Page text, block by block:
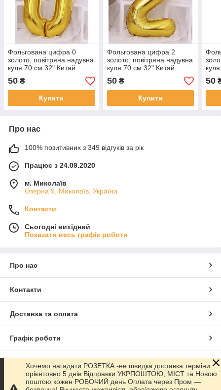
Фольгована цифра 0
золото, повітряна надувна
куля 70 см 32" Китай
50 ₴
Купити
Фольгована цифра 2
золото, повітряна надувна
куля 70 см 32" Китай
50₴
Купити
50
Про нас
100% позитивних з 349 відгуків за рік
Працює з 24.09.2020
м. Миколаїв
Озерна 9, Миколаїв, Україна
Контакти
Сьогодні вихідний
Показати весь графік роботи
Про нас
Контакти
Доставка та оплата
Графік роботи
Повна версія сайту
Сайт створено на маркетплейсіProm.ua
Хочемо нагадати РОЗЕТКА -не швидка доставка терміни
орієнтовно 5 днів Відправки УКРПОШТОЮ, МІСТ та Новою
поштою кожен РОБОЧИЙ день Оплата через Пром —